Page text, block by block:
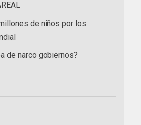
de niños por los
de narco gobiernos?